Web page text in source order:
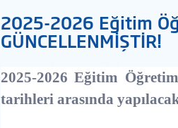
2025-2026 Eğitim
GÜNCELLENMİŞTİR!
2025-2026 Eğitim
tarihleri arasında